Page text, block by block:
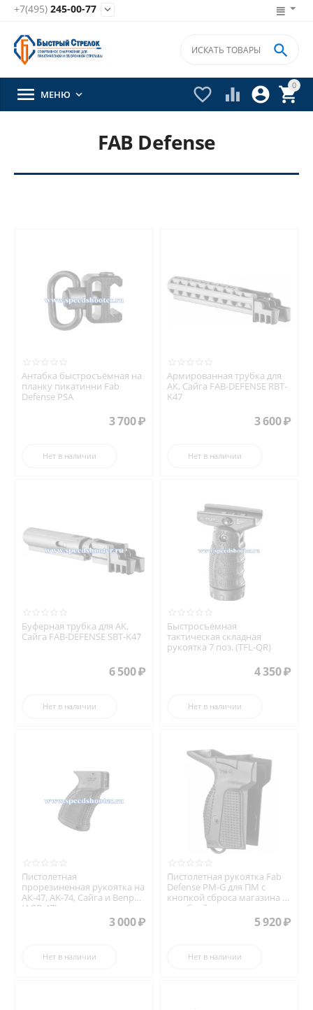
+7(495) 245-00-77 
0


 

 МЕНЮ 
FAB Defense
Антабка быстросъёмная на
планку пикатинни Fab
Defense PSA
3 700₽
Нет в наличии
Армированная трубка для
АК, Сайга FAB-DEFENSE RBT-
K47
3 600₽
Нет в наличии
Буферная трубка для АК,
Сайга FAB-DEFENSE SBT-K47
6 500₽
Нет в наличии
Быстросъёмная
тактическая складная
рукоятка 7 поз. (TFL-QR)
4 350₽
Нет в наличии
Пистолетная
прорезиненная рукоятка на
АК-47, AK-74, Сайга и Вепрь
(AGR-47)
3 000₽
Нет в наличии
Пистолетная рукоятка Fab
Defense PM-G для ПМ с
кнопкой сброса магазина и
антабкой
5 920₽
Нет в наличии